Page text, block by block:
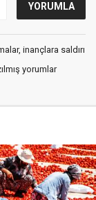
inançlara saldırı
yorumlar